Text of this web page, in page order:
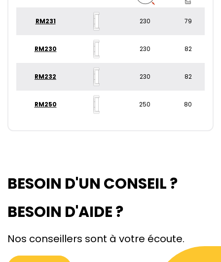
RM231 230 79
RM230 230 82
RM232 230 82
RM250 250 80
BESOIN D'UN CONSEIL ?
BESOIN D'AIDE ?
Nos conseillers sont à votre écoute.